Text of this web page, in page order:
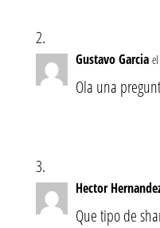
Gustavo Garcia
Ola una
Hector
Que tipo de